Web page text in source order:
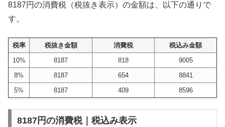
8187円の消費税（税抜き表示）の金額は、以下の通りで
す。
税率 税抜き金額 消費税
税込み金額
10%
8187 818
9005
8%
8187 654
8841
5%
8187 409 8596
8187円の消費税｜税込み表示